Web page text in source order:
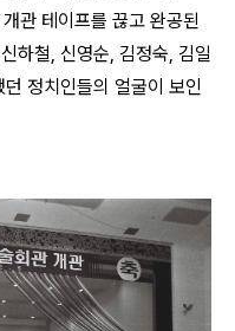
관 테이프를 끊고 완공된
하철, 신영순, 김정숙, 김일
정치인들의 얼굴이 보인